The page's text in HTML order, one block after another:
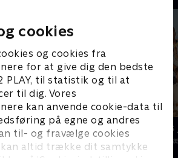
cookies
og cookies fra
for at give dig den bedste
PLAY, til statistik og til at
til dig. Vores
kan anvende cookie-data til
på egne og andres
til- og fravælge cookies
kan altid trække dit samtykke
24
TV-Shows • 1